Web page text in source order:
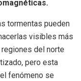
tormentas pueden
visibles más
del norte
pero esta
fenómeno se